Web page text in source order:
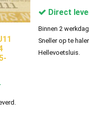
Direct
Binnen 2
Sneller op te
Hellevoetsluis.